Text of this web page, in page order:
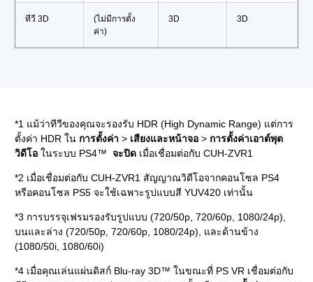
ทีวี 3D
(ไม่มีการตั้ง
ค่า)
3D 3D
*1 แม้ว่าทีวีของคุณจะรองรับ HDR (High Dynamic Range) แต่การ
ตั้งค่า HDR ใน การตั้งค่า > เสียงและหน้าจอ > การตั้งค่าเอาต์พุต
วิดีโอ ในระบบ PS4™ จะปิด เมื่อเชื่อมต่อกับ CUH-ZVR1
*2 เมื่อเชื่อมต่อกับ CUH-ZVR1 สัญญาณวิดีโอจากคอนโซล PS4
หรือคอนโซล PS5 จะใช้เฉพาะรูปแบบสี YUV420 เท่านั้น
*3 การบรรจุเฟรมรองรับรูปแบบ (720/50p, 720/60p, 1080/24p),
บนและล่าง (720/50p, 720/60p, 1080/24p), และด้านข้าง
(1080/50i, 1080/60i)
*4 เมื่อคุณเล่นแผ่นดิสก์ Blu-ray 3D™ ในขณะที่ PS VR เชื่อมต่อกับ